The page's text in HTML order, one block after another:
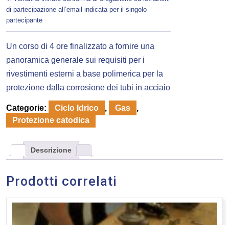
di partecipazione all’email indicata per il singolo
partecipante
Un corso di 4 ore finalizzato a fornire una
panoramica generale sui requisiti per i
rivestimenti esterni a base polimerica per la
protezione dalla corrosione dei tubi in acciaio
Categorie: Ciclo Idrico , Gas
,
Protezione catodica
Descrizione
Prodotti correlati